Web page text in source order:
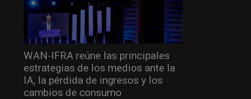
WAN-IFRA reúne las principales
estrategias de los medios ante la
IA, la pérdida de ingresos y los
cambios de consumo